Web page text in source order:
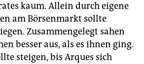
kaum. Allein durch eigene
am Börsenmarkt sollte
Zusammengelegt sahen
besser aus, als es ihnen ging.
steigen, bis Arques sich